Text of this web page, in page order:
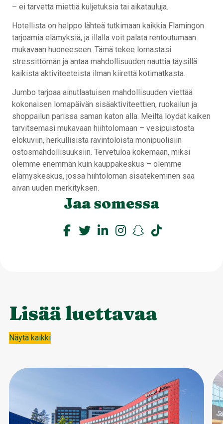
– ei tarvetta miettiä kuljetuksia tai aikatauluja.
Hotellista on helppo lähteä tutkimaan kaikkia Flamingon
tarjoamia elämyksiä, ja illalla voit palata rentoutumaan
mukavaan huoneeseen. Tämä tekee lomastasi
stressittömän ja antaa mahdollisuuden nauttia täysillä
kaikista aktiviteeteista ilman kiirettä kotimatkasta.
Jumbo tarjoaa ainutlaatuisen mahdollisuuden viettää
kokonaisen lomapäivän sisäaktiviteettien, ruokailun ja
shoppailun parissa saman katon alla. Meiltä löydät kaiken
tarvitsemasi mukavaan hiihtolomaan – vesipuistosta
elokuviin, herkullisista ravintoloista monipuolisiin
ostosmahdollisuuksiin. Tervetuloa kokemaan, miksi
olemme enemmän kuin kauppakeskus – olemme
elämyskeskus, jossa hiihtoloman sisätekeminen saa
aivan uuden merkityksen.
Jaa somessa
Lisää luettavaa
Näytä kaikki